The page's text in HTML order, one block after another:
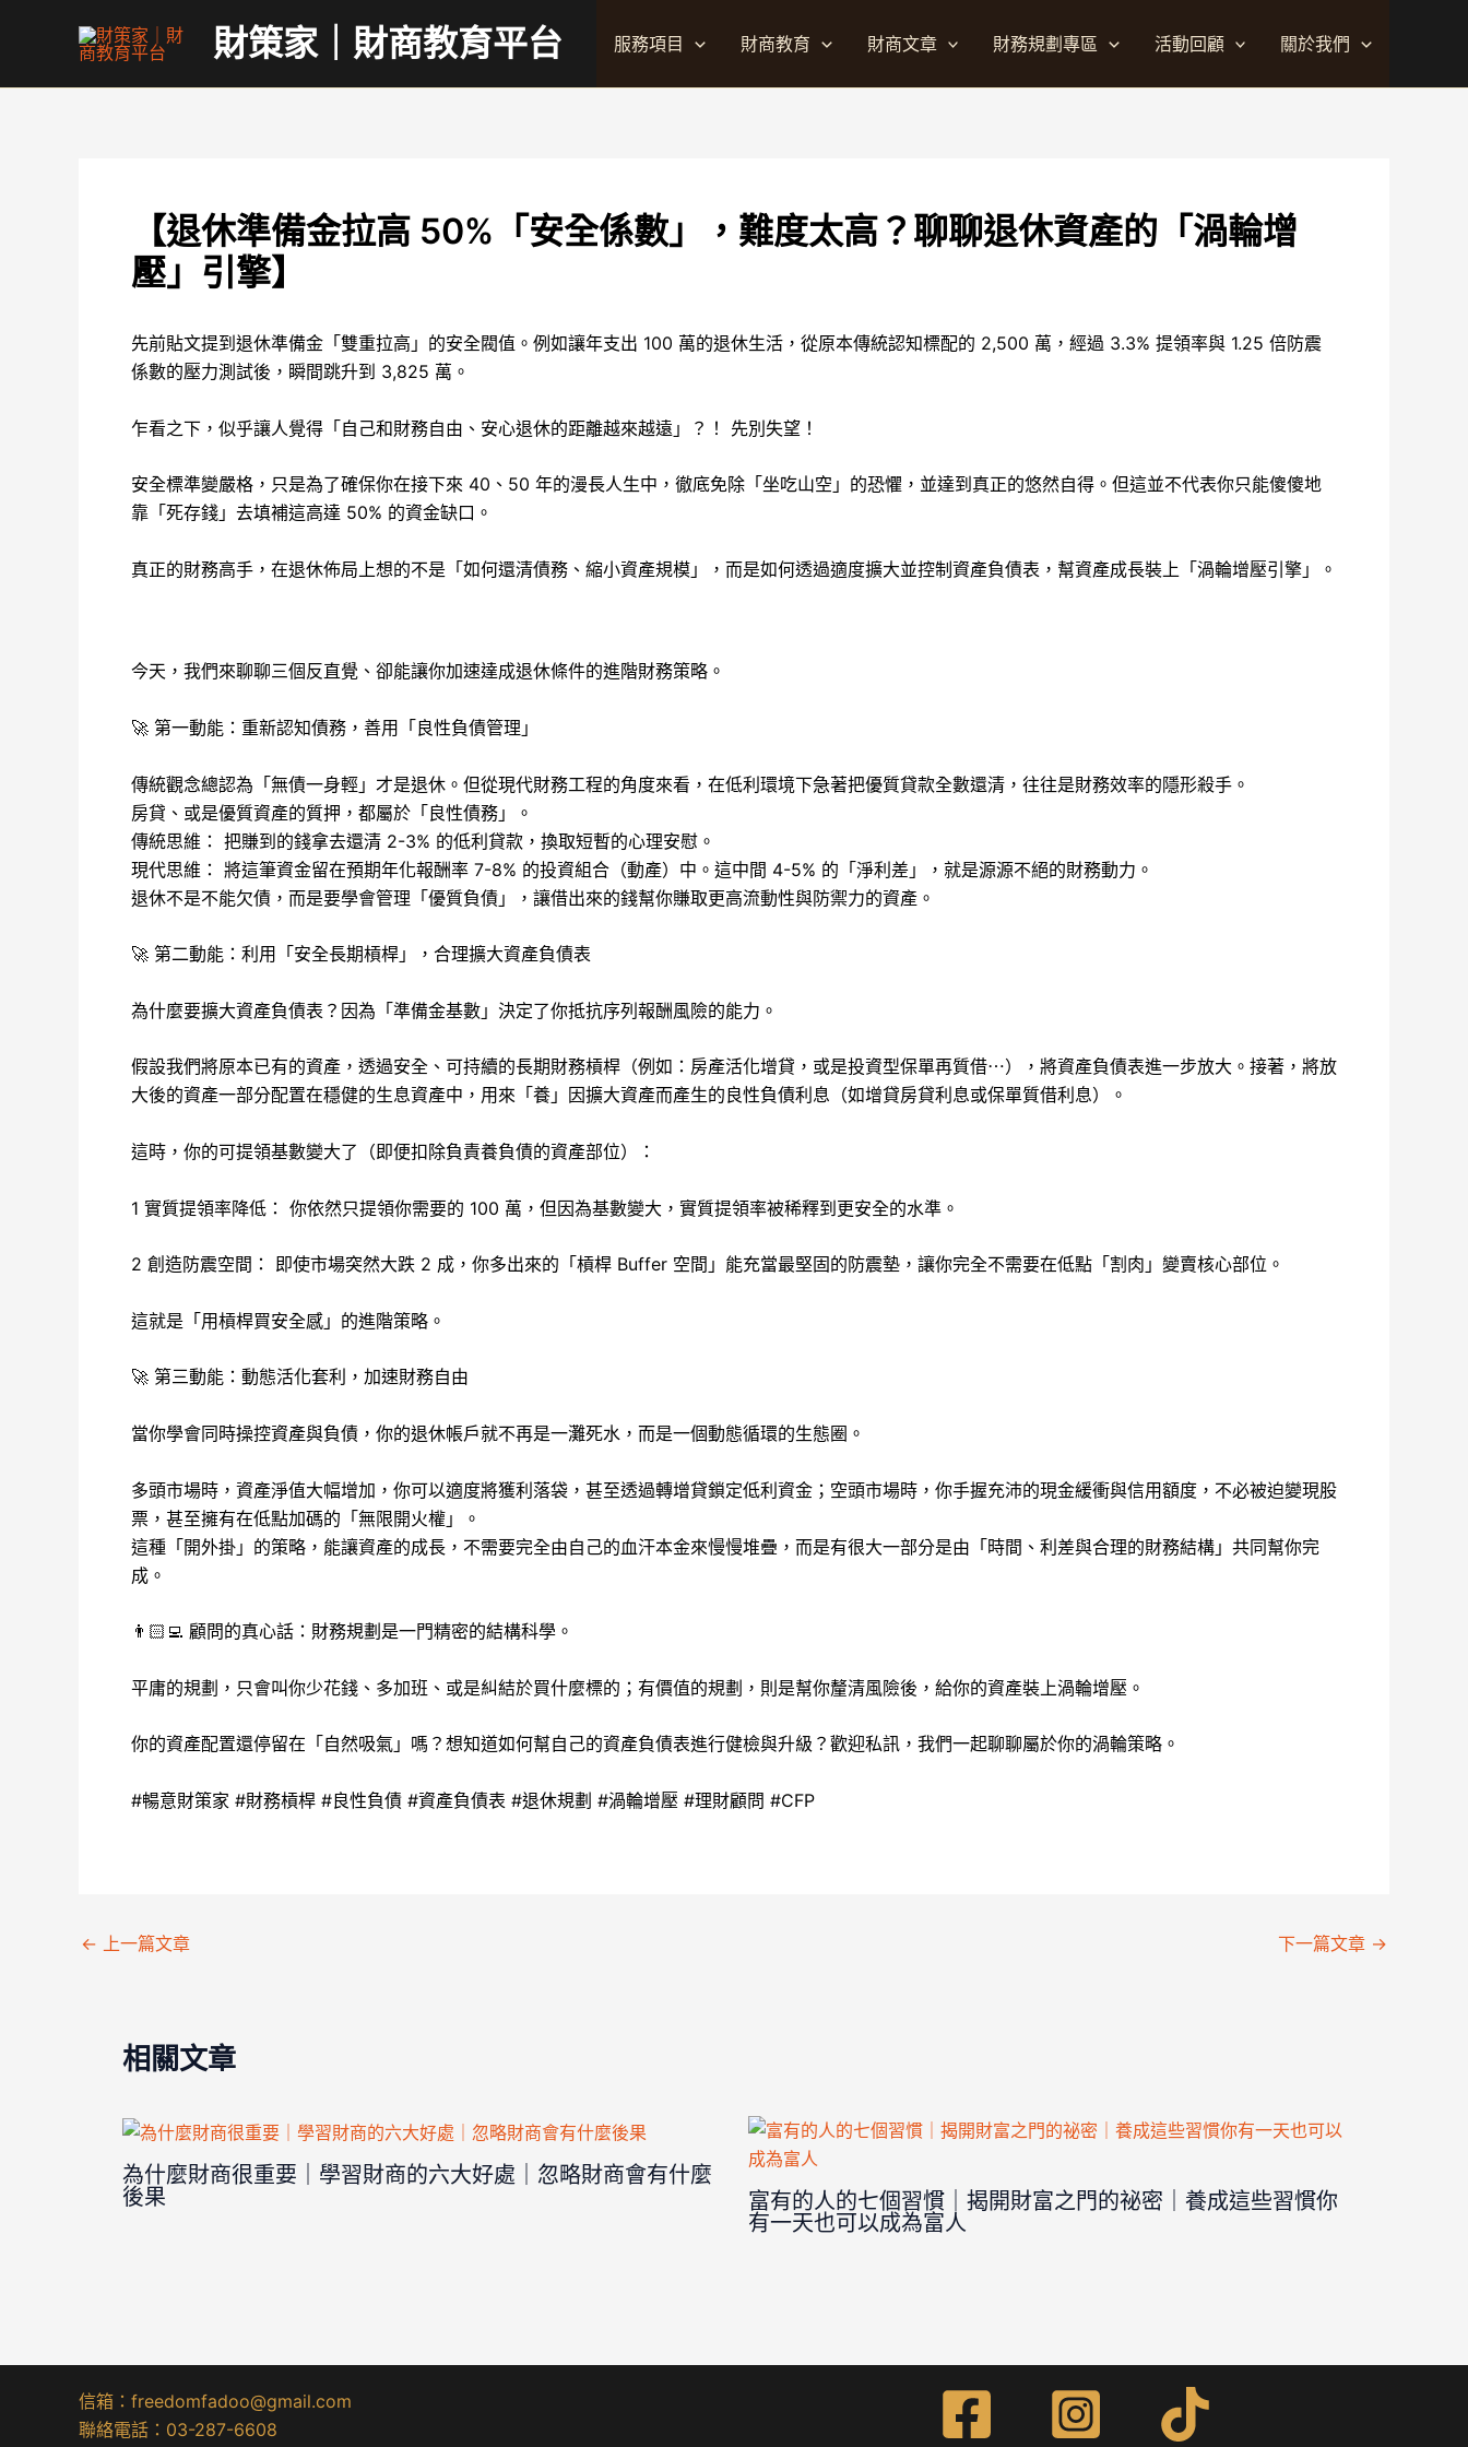
財策家｜財商教育平台 服務項目 財商教育 財商文章 財務規劃專區 活動回顧 關於我們
【退休準備金拉高 50%「安全係數」，難度太高？聊聊退休資產的「渦輪增
壓」引擎】
先前貼文提到退休準備金「雙重拉高」的安全閥值。例如讓年支出 100 萬的退休生活，從原本傳統認知標配的 2,500 萬，經過 3.3% 提領率與 1.25 倍防震
係數的壓力測試後，瞬間跳升到 3,825 萬。
乍看之下，似乎讓人覺得「自己和財務自由、安心退休的距離越來越遠」？！ 先別失望！
安全標準變嚴格，只是為了確保你在接下來 40、50 年的漫長人生中，徹底免除「坐吃山空」的恐懼，並達到真正的悠然自得。但這並不代表你只能傻傻地
靠「死存錢」去填補這高達 50% 的資金缺口。
真正的財務高手，在退休佈局上想的不是「如何還清債務、縮小資產規模」，而是如何透過適度擴大並控制資產負債表，幫資產成長裝上「渦輪增壓引擎」。
今天，我們來聊聊三個反直覺、卻能讓你加速達成退休條件的進階財務策略。
🚀 第一動能：重新認知債務，善用「良性負債管理」
傳統觀念總認為「無債一身輕」才是退休。但從現代財務工程的角度來看，在低利環境下急著把優質貸款全數還清，往往是財務效率的隱形殺手。
房貸、或是優質資產的質押，都屬於「良性債務」。
傳統思維： 把賺到的錢拿去還清 2-3% 的低利貸款，換取短暫的心理安慰。
現代思維： 將這筆資金留在預期年化報酬率 7-8% 的投資組合（動產）中。這中間 4-5% 的「淨利差」，就是源源不絕的財務動力。
退休不是不能欠債，而是要學會管理「優質負債」，讓借出來的錢幫你賺取更高流動性與防禦力的資產。
🚀 第二動能：利用「安全長期槓桿」，合理擴大資產負債表
為什麼要擴大資產負債表？因為「準備金基數」決定了你抵抗序列報酬風險的能力。
假設我們將原本已有的資產，透過安全、可持續的長期財務槓桿（例如：房產活化增貸，或是投資型保單再質借⋯），將資產負債表進一步放大。接著，將放
大後的資產一部分配置在穩健的生息資產中，用來「養」因擴大資產而產生的良性負債利息（如增貸房貸利息或保單質借利息）。
這時，你的可提領基數變大了（即便扣除負責養負債的資產部位）：
1 實質提領率降低： 你依然只提領你需要的 100 萬，但因為基數變大，實質提領率被稀釋到更安全的水準。
2 創造防震空間： 即使市場突然大跌 2 成，你多出來的「槓桿 Buffer 空間」能充當最堅固的防震墊，讓你完全不需要在低點「割肉」變賣核心部位。
這就是「用槓桿買安全感」的進階策略。
🚀 第三動能：動態活化套利，加速財務自由
當你學會同時操控資產與負債，你的退休帳戶就不再是一灘死水，而是一個動態循環的生態圈。
多頭市場時，資產淨值大幅增加，你可以適度將獲利落袋，甚至透過轉增貸鎖定低利資金；空頭市場時，你手握充沛的現金緩衝與信用額度，不必被迫變現股
票，甚至擁有在低點加碼的「無限開火權」。
這種「開外掛」的策略，能讓資產的成長，不需要完全由自己的血汗本金來慢慢堆疊，而是有很大一部分是由「時間、利差與合理的財務結構」共同幫你完
成。
👨🏻‍💻 顧問的真心話：財務規劃是一門精密的結構科學。
平庸的規劃，只會叫你少花錢、多加班、或是糾結於買什麼標的；有價值的規劃，則是幫你釐清風險後，給你的資產裝上渦輪增壓。
你的資產配置還停留在「自然吸氣」嗎？想知道如何幫自己的資產負債表進行健檢與升級？歡迎私訊，我們一起聊聊屬於你的渦輪策略。
#暢意財策家 #財務槓桿 #良性負債 #資產負債表 #退休規劃 #渦輪增壓 #理財顧問 #CFP
← 上一篇文章 下一篇文章 →
相關文章
為什麼財商很重要｜學習財商的六大好處｜忽略財商會有什麼
後果
富有的人的七個習慣｜揭開財富之門的祕密｜養成這些習慣你
有一天也可以成為富人
信箱：freedomfadoo@gmail.com
聯絡電話：03-287-6608